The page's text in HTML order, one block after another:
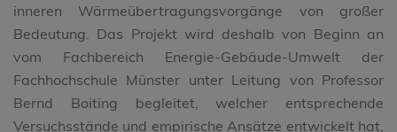
inneren Wärmeübertragungsvorgänge von großer
Bedeutung. Das Projekt wird deshalb von Beginn an
vom Fachbereich Energie-Gebäude-Umwelt der
Fachhochschule Münster unter Leitung von Professor
Bernd Boiting begleitet, welcher entsprechende
Versuchsstände und empirische Ansätze entwickelt hat,